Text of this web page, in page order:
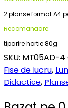
2 planse format A4
Recomandare:
tiparire hartie 80g
SKU: MT05AD-4
Fise de lucru,
Didactice,